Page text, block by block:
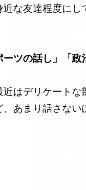
な友達程度にし
ツの話し」「政
はデリケートな
あまり話さない